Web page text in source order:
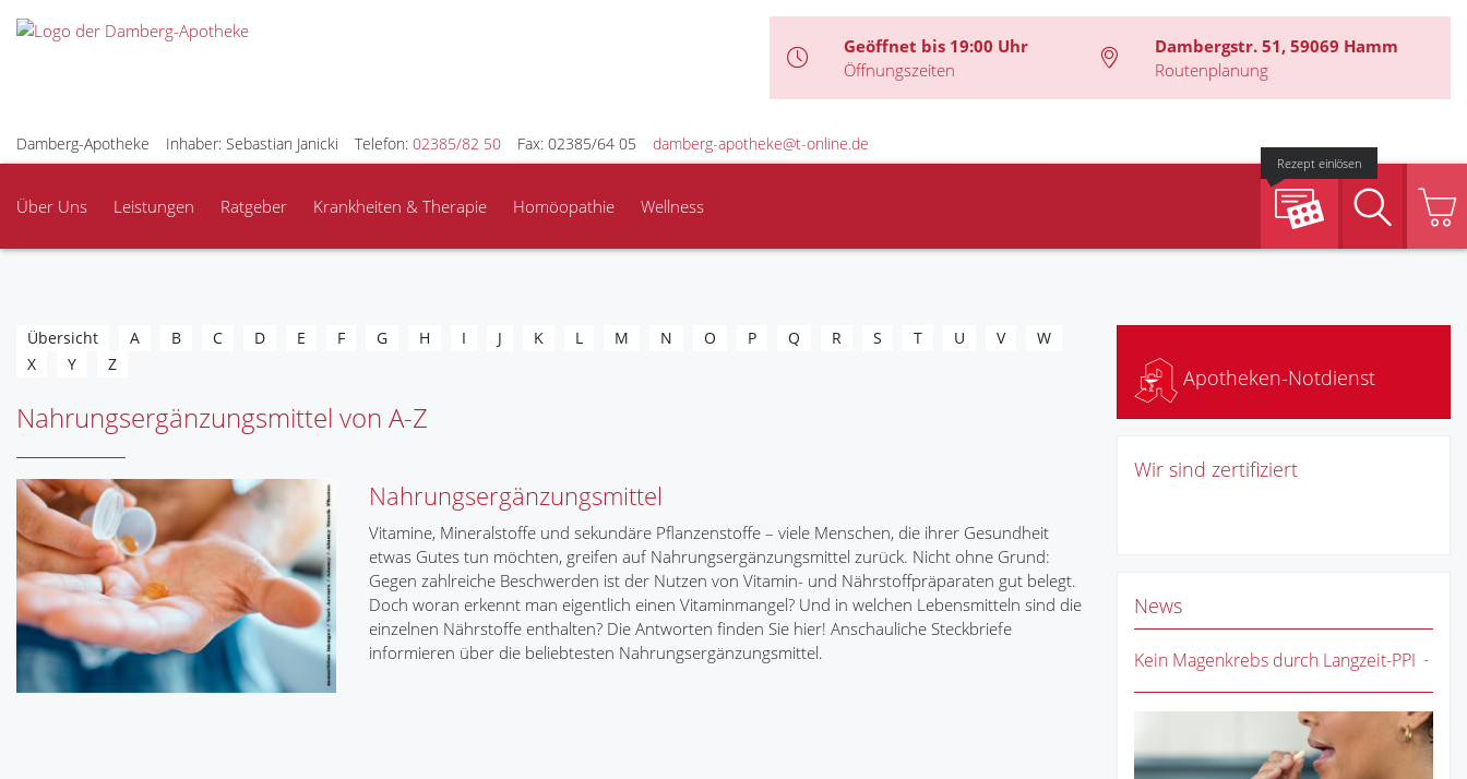
Geöffnet bis 19:00 Uhr
Öffnungszeiten
Dambergstr. 51, 59069 Hamm
Routenplanung
Damberg-Apotheke Inhaber: Sebastian Janicki Telefon: 02385/82 50 Fax: 02385/64 05 damberg-apotheke@t-online.de
Über Uns Leistungen Ratgeber Krankheiten & Therapie Homöopathie Wellness
Rezept einlösen
Suche
Übersicht A B C D E F G H I J K L M N O P Q R S T U V
W
X
Y Z
Nahrungsergänzungsmittel von A-Z
Nahrungsergänzungsmittel
Vitamine, Mineralstoffe und sekundäre Pflanzenstoffe – viele Menschen, die ihrer Gesundheit
etwas Gutes tun möchten, greifen auf Nahrungsergänzungsmittel zurück. Nicht ohne Grund:
Gegen zahlreiche Beschwerden ist der Nutzen von Vitamin- und Nährstoffpräparaten gut belegt.
Doch woran erkennt man eigentlich einen Vitaminmangel? Und in welchen Lebensmitteln sind die
einzelnen Nährstoffe enthalten? Die Antworten finden Sie hier! Anschauliche Steckbriefe
informieren über die beliebtesten Nahrungsergänzungsmittel.
Apotheken-Notdienst
Wir sind zertifiziert
News
Kein Magenkrebs durch Langzeit-PPI